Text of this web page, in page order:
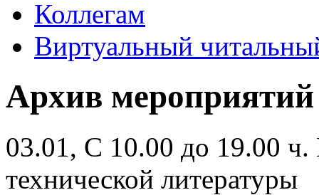
Коллегам
Виртуальный
Архив мероприятий
03.01, С 10.00 до 19.00 ч.
технической литературы